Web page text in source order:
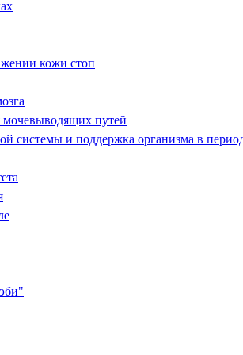
кожи стоп
мочевыводящих путей
системы и поддержка организма в